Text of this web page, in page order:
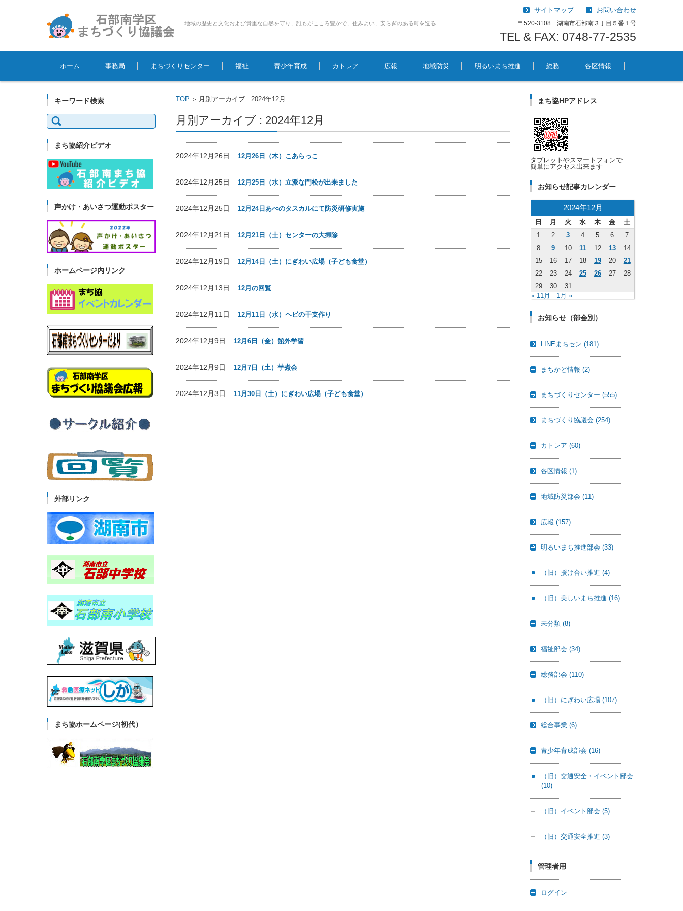
地域の歴史と文化および貴重な自然を守り、誰もがこころ豊かで、住みよい、安らぎのある町を造る
サイトマップ お問い合わせ
〒520-3108 湖南市石部南３丁目５番１号
TEL & FAX: 0748-77-2535
コンテンツに移動
ホーム
事務局 まちづくりセンター 福祉 青少年育成 カトレア 広報 地域防災 明るいまち推進 総務 各区情報
TOP > 月別アーカイブ : 2024年12月
月別アーカイブ : 2024年12月
2024年12月26日12月26日（木）こあらっこ
2024年12月25日12月25日（水）立派な門松が出来ました
2024年12月25日12月24日あべのタスカルにて防災研修実施
2024年12月21日12月21日（土）センターの大掃除
2024年12月19日12月14日（土）にぎわい広場（子ども食堂）
2024年12月13日12月の回覧
2024年12月11日12月11日（水）ヘビの干支作り
2024年12月9日12月6日（金）館外学習
2024年12月9日12月7日（土）芋煮会
2024年12月3日11月30日（土）にぎわい広場（子ども食堂）
キーワード検索
検
索:
まち協紹介ビデオ
声かけ・あいさつ運動ポスター
ホームページ内リンク
外部リンク
まち協ホームページ(初代）
まち協HPアドレス
タブレットやスマートフォンで
簡単にアクセス出来ます
お知らせ記事カレンダー
2024年12月
日 月 火 水 木 金
土
1
2 3 4 5 6
7
8
9 10 11 12 13
14
15
16 17 18 19 20
21
22
23 24 25 26 27
28
29
30
31
« 11月
1月 »
お知らせ（部会別）
LINEまちセン(181)
まちかど情報(2)
まちづくりセンター(555)
まちづくり協議会(254)
カトレア(60)
各区情報(1)
地域防災部会(11)
広報(157)
明るいまち推進部会(33)
（旧）援け合い推進(4)
（旧）美しいまち推進(16)
未分類(8)
福祉部会(34)
総務部会(110)
（旧）にぎわい広場(107)
総合事業(6)
青少年育成部会(16)
（旧）交通安全・イベント部会
(10)
（旧）イベント部会(5)
（旧）交通安全推進(3)
管理者用
ログイン